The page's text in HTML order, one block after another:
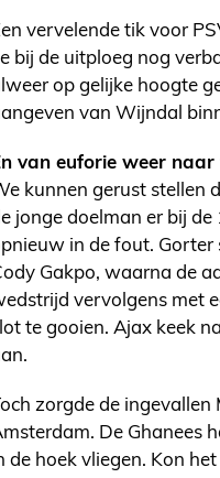
vervelende tik voor
bij de uitploeg nog
op gelijke hoogte
van Wijndal
van euforie weer
kunnen gerust stellen
jonge doelman er bij
in de fout. Gorter
Gakpo, waarna de
vervolgens met
te gooien. Ajax keek
zorgde de
De Ghanees
de hoek vliegen. Kon